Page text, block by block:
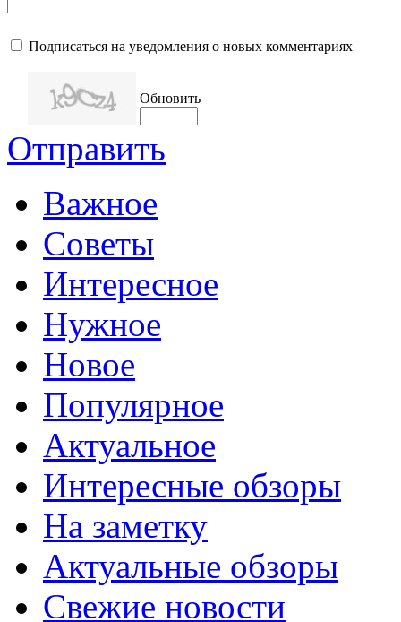
Подписаться на уведомления о новых комментариях
Обновить
Отправить
Важное
Советы
Интересное
Нужное
Новое
Популярное
Актуальное
Интересные обзоры
На заметку
Актуальные обзоры
Свежие новости